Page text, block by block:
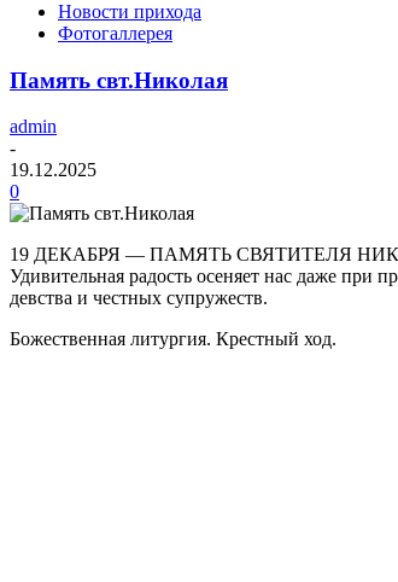
Новости прихода
Фотогаллерея
Память свт.Николая
admin
-
19.12.2025
0
19 ДЕКАБРЯ — ПАМЯТЬ СВЯТИТЕЛЯ
Удивительная радость осеняет нас даже при
девства и честных супружеств.
Божественная литургия. Крестный ход.